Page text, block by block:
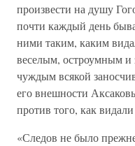
произвести на душу
почти каждый день
ними таким, каким
веселым, остроумным и
чуждым всякой
его внешности
против того, как
«Следов не было